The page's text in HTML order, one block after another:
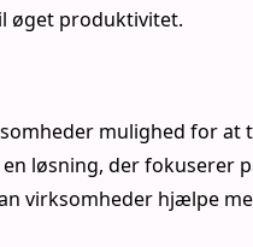
øget produktivitet.
mulighed for at
løsning, der fokuserer
virksomheder hjælpe